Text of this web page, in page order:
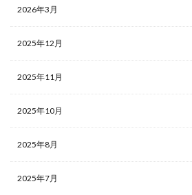
2026年3月
2025年12月
2025年11月
2025年10月
2025年8月
2025年7月